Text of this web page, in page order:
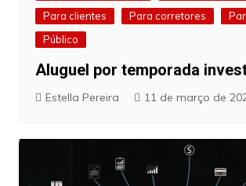
Para clientes
Para corretores
Público
Aluguel por temporada
Estella Pereira 11 de março de